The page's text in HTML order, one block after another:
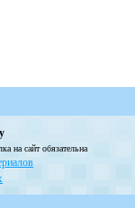
на сайт обязательна